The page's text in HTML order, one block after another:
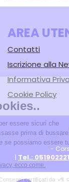
AREA
Contatti
Iscrizione alla
Informativa
Cookie Policy
-
| Tel.: 051902221